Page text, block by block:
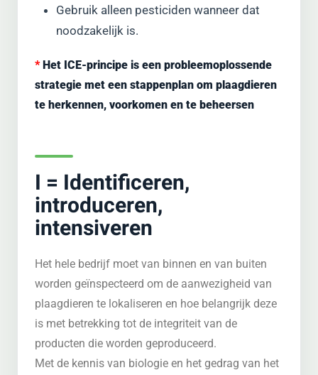
Gebruik alleen pesticiden wanneer dat
noodzakelijk is.
*Het ICE-principe is een probleemoplossende
strategie met een stappenplan om plaagdieren
te herkennen, voorkomen en te beheersen
I = Identificeren,
introduceren,
intensiveren
Het hele bedrijf moet van binnen en van buiten
worden geïnspecteerd om de aanwezigheid van
plaagdieren te lokaliseren en hoe belangrijk deze
is met betrekking tot de integriteit van de
producten die worden geproduceerd.
Met de kennis van biologie en het gedrag van het